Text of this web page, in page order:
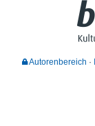
Autorenbereich